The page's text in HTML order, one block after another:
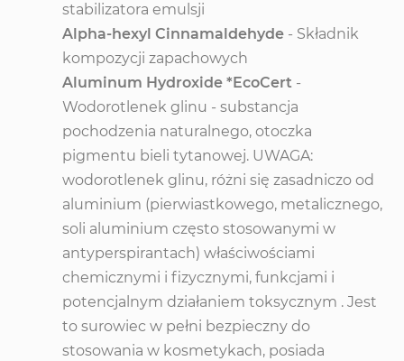
stabilizatora emulsji
Alpha-hexyl Cinnamaldehyde - Składnik
kompozycji zapachowych
Aluminum Hydroxide *EcoCert -
Wodorotlenek glinu - substancja
pochodzenia naturalnego, otoczka
pigmentu bieli tytanowej. UWAGA:
wodorotlenek glinu, różni się zasadniczo od
aluminium (pierwiastkowego, metalicznego,
soli aluminium często stosowanymi w
antyperspirantach) właściwościami
chemicznymi i fizycznymi, funkcjami i
potencjalnym działaniem toksycznym . Jest
to surowiec w pełni bezpieczny do
stosowania w kosmetykach, posiada